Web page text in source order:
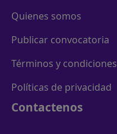
Quienes somos
Publicar convocatoria
Términos y condiciones
Políticas de privacidad
Contactenos